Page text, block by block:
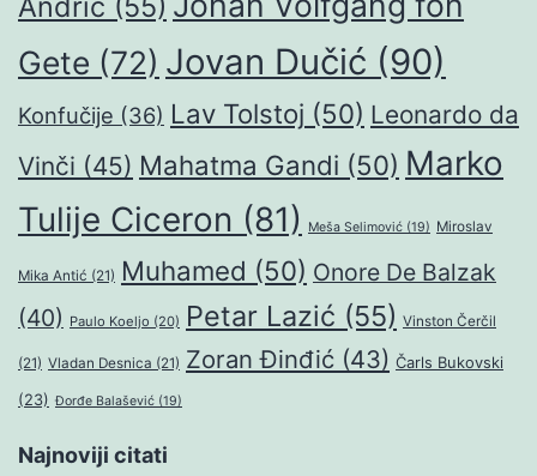
Andrić (55)
Gete (72) Jovan Dučić (90)
Konfučije (36) Lav Tolstoj (50) Leonardo da
Vinči (45) Mahatma Gandi (50) Marko
Tulije Ciceron (81) Meša Selimović (19) Miroslav
Mika Antić (21) Muhamed (50) Onore De Balzak
(40) Paulo Koeljo (20) Petar Lazić (55) Vinston Čerčil
(21) Vladan Desnica (21) Zoran Đinđić (43) Čarls Bukovski
(23) Đorđe Balašević (19)
Najnoviji citati